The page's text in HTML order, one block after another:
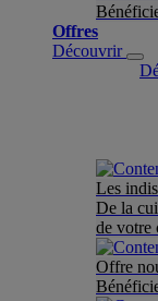
Offres
Découvrir
Les
De la
de votre
Offre